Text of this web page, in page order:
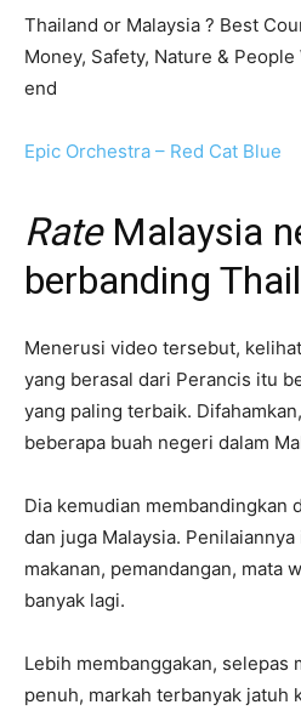
Thailand or Malaysia ? Best
Money, Safety, Nature & People
end
Epic Orchestra – Red Cat Blue
RateMalaysia
berbanding
Menerusi video tersebut,
yang berasal dari Perancis itu
yang paling terbaik.
beberapa buah negeri dalam
Dia kemudian membandingkan
dan juga Malaysia.
makanan, pemandangan, mata
banyak lagi.
Lebih membanggakan, selepas
penuh, markah terbanyak jatuh